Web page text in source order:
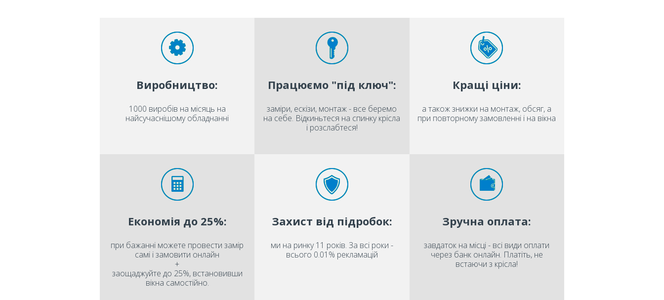
Виробництво:
1000 виробів на місяць на
найсучаснішому обладнанні
Працюємо "під ключ":
заміри, ескізи, монтаж - все беремо
на себе. Відкиньтеся на спинку крісла
і розслабтеся!
Кращі ціни:
а також знижки на монтаж, обсяг, а
при повторному замовленні і на вікна
Економія до 25%:
при бажанні можете провести замір
самі і замовити онлайн
+
заощаджуйте до 25%, встановивши
вікна самостійно.
Захист від підробок:
ми на ринку 11 років. За всі роки -
всього 0.01% рекламацій
Зручна оплата:
завдаток на місці - всі види оплати
через банк онлайн. Платіть, не
встаючи з крісла!